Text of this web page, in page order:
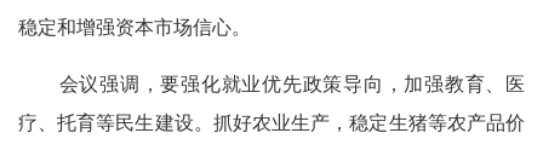
稳定和增强资本市场信心。
会议强调，要强化就业优先政策导向，加强教育、医
疗、托育等民生建设。抓好农业生产，稳定生猪等农产品价